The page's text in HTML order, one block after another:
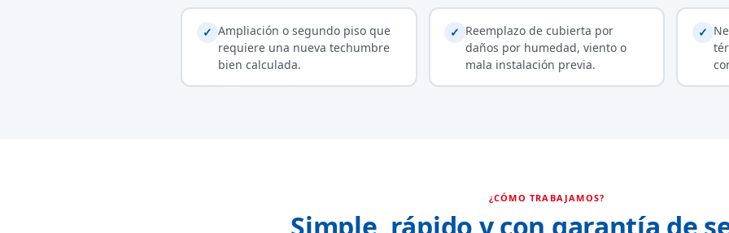
✓ Ampliación o segundo piso que
requiere una nueva techumbre
bien calculada.
✓ Reemplazo de cubierta por
daños por humedad, viento o
mala instalación previa.
✓
¿CÓMO TRABAJAMOS?